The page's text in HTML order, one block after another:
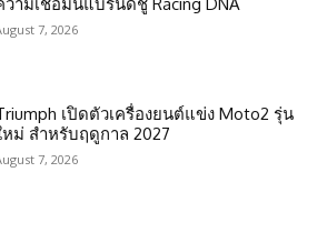
7, 2026
เปิดตัวเครื่องยนต์แข่ง Moto2 รุ่น
หม่ สำหรับฤดูกาล 2027
7, 2026